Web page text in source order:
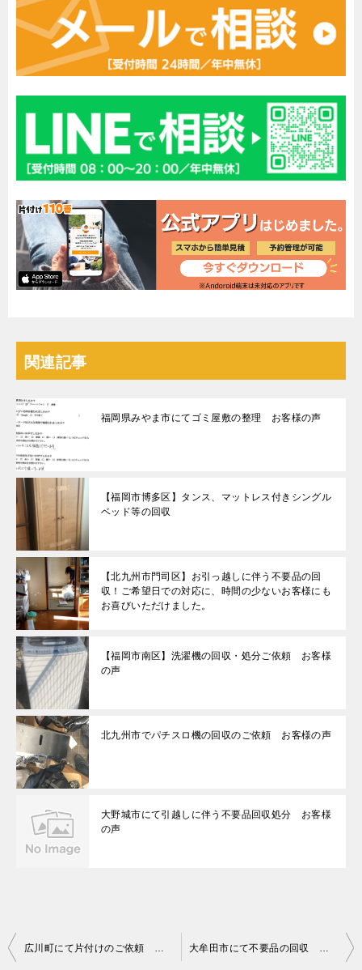
関連記事
福岡県みやま市にてゴミ屋敷の整理 お客様の声
【福岡市博多区】タンス、マットレス付きシングル
ベッド等の回収
【北九州市門司区】お引っ越しに伴う不要品の回
収！ご希望日での対応に、時間の少ないお客様にも
お喜びいただけました。
【福岡市南区】洗濯機の回収・処分ご依頼 お客様
の声
北九州市でパチスロ機の回収のご依頼 お客様の声
大野城市にて引越しに伴う不要品回収処分 お客様
の声
投
広川町にて片付けのご依頼 お客様の声 大牟田市にて不要品の回収 お客様の声